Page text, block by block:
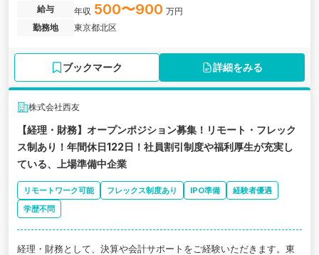
リモートワーク制度完備！全国250店舗以上・創業60年の歴史ある
小売チェーン／売上高7000億円規模の大型小売チェーンを運営し、
利厚生充実◎育児・介護に対する支援制度も有り長期就業ができる
給与 年収 500〜900 万円
勤務地
東京都北区
ブックマーク 詳細をみる
株式会社西友
【経理・財務】オープンポジション募集！リモート・フレック
ス制あり！年間休日122日！社員割引制度や福利厚生が充実し
ている、上場準備中企業
リモートワーク可能 フレックス制度あり IPO準備
経験者優遇
学歴不問
経理・財務として、決算や会計サポートをご経験いただきます。東